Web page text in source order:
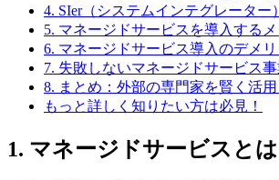
4. SIer（システムインテグレーター
5. マネージドサービスを導入するメ
6. マネージドサービス導入のデメ
7. 失敗しないマネージドサービス
8. まとめ：外部の専門家を賢く活用
もっと詳しく知りたい方は必見！
1. マネージドサービスとは